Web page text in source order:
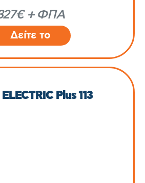
+ ΦΠΑ
Δείτε το
Plus 113